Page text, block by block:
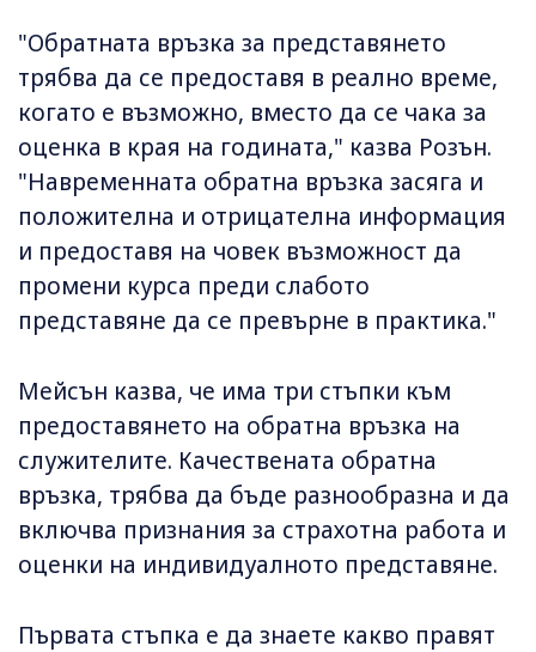
"Обратната връзка за представянето
трябва да се предоставя в реално време,
когато е възможно, вместо да се чака за
оценка в края на годината," казва Розън.
"Навременната обратна връзка засяга и
положителна и отрицателна информация
и предоставя на човек възможност да
промени курса преди слабото
представяне да се превърне в практика."
Мейсън казва, че има три стъпки към
предоставянето на обратна връзка на
служителите. Качествената обратна
връзка, трябва да бъде разнообразна и да
включва признания за страхотна работа и
оценки на индивидуалното представяне.
Първата стъпка е да знаете какво правят